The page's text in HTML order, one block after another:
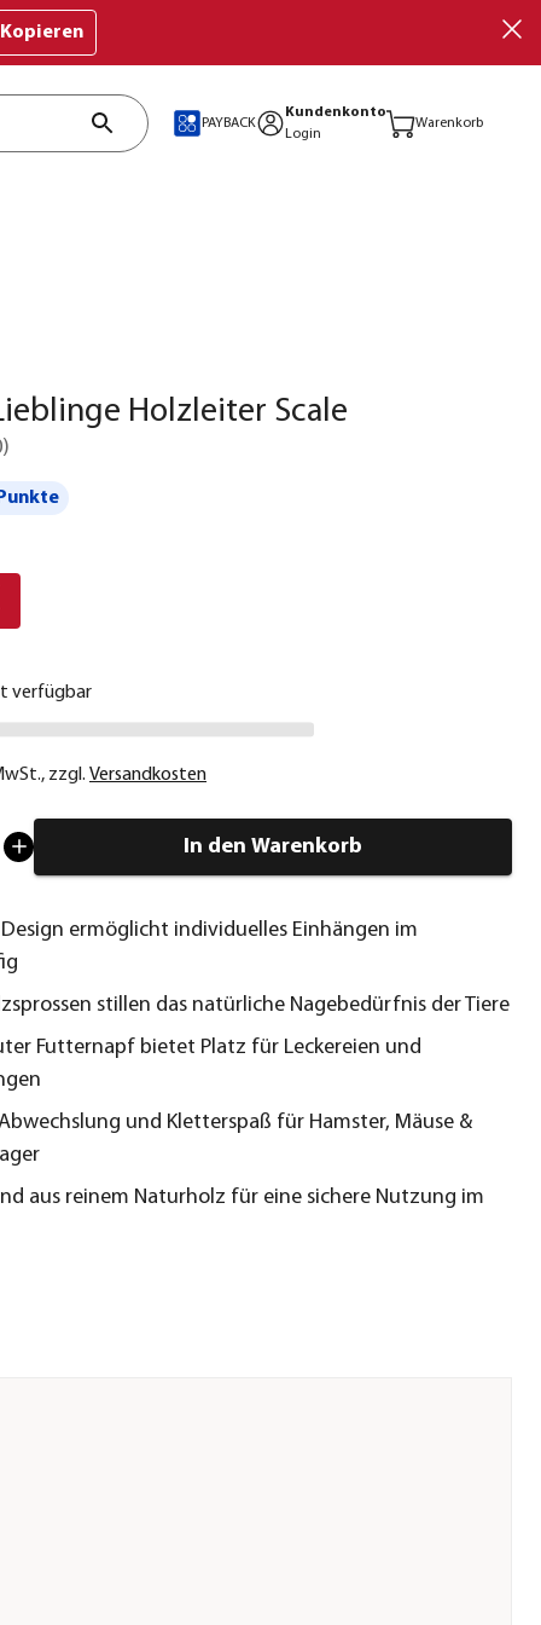
Kopieren
PAYBACK
Kundenkonto
Login
Warenkorb
Holzleiter Scale
)
verfügbar
, zzgl. Versandkosten
In den Warenkorb
Design ermöglicht individuelles Einhängen im
stillen das natürliche Nagebedürfnis der Tiere
Futternapf bietet Platz für Leckereien und
und Kletterspaß für Hamster, Mäuse &
aus reinem Naturholz für eine sichere Nutzung im